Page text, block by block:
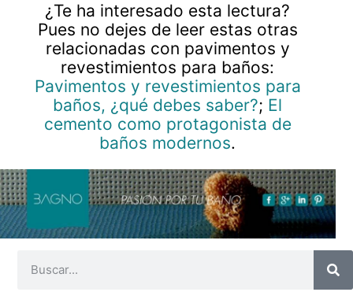
¿Te ha interesado esta lectura?
Pues no dejes de leer estas otras
relacionadas con pavimentos y
revestimientos para baños:
Pavimentos y revestimientos para
baños, ¿qué debes saber?; El
cemento como protagonista de
baños modernos.